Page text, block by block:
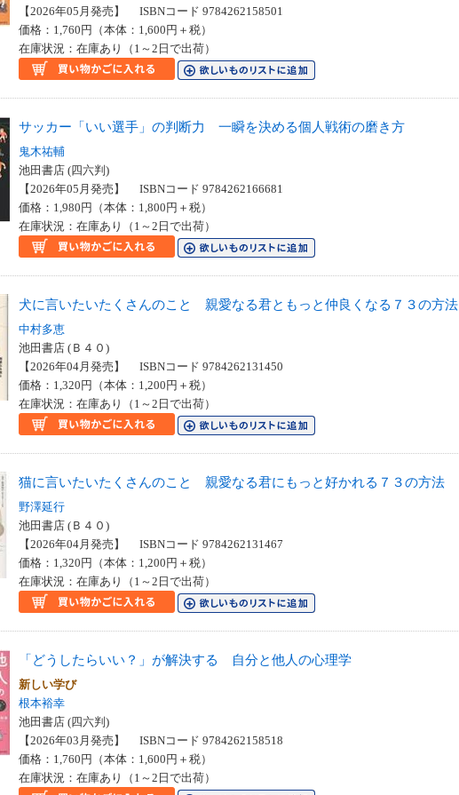
【2026年05月発売】 ISBNコード 9784262158501
価格：1,760円（本体：1,600円＋税）
在庫状況：在庫あり（1～2日で出荷）
サッカー「いい選手」の判断力 一瞬を決める個人戦術の磨き方
鬼木祐輔
池田書店 (四六判)
【2026年05月発売】 ISBNコード 9784262166681
価格：1,980円（本体：1,800円＋税）
在庫状況：在庫あり（1～2日で出荷）
犬に言いたいたくさんのこと 親愛なる君ともっと仲良くなる７３の方法
中村多恵
池田書店 (Ｂ４０)
【2026年04月発売】 ISBNコード 9784262131450
価格：1,320円（本体：1,200円＋税）
在庫状況：在庫あり（1～2日で出荷）
猫に言いたいたくさんのこと 親愛なる君にもっと好かれる７３の方法
野澤延行
池田書店 (Ｂ４０)
【2026年04月発売】 ISBNコード 9784262131467
価格：1,320円（本体：1,200円＋税）
在庫状況：在庫あり（1～2日で出荷）
「どうしたらいい？」が解決する 自分と他人の心理学
新しい学び
根本裕幸
池田書店 (四六判)
【2026年03月発売】 ISBNコード 9784262158518
価格：1,760円（本体：1,600円＋税）
在庫状況：在庫あり（1～2日で出荷）